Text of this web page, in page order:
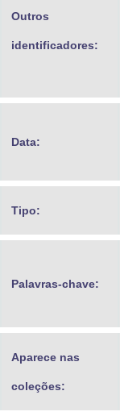
Outros
identificadores:
Data:
Tipo:
Palavras-chave:
Aparece nas
coleções: